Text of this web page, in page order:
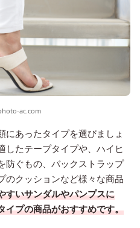
ac.com
にあったタイプを選びましょ
したテープタイプや、ハイヒ
防ぐもの、バックストラップ
のクッションなど様々な商品
すいサンダルやパンプスに
イプの商品がおすすめです。